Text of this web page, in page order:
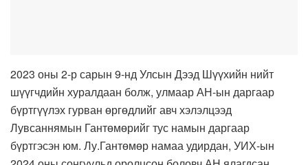
2023 оны 2-р сарын 9-нд Улсын Дээд Шүүхийн нийт
шүүгчдийн хуралдаан болж, улмаар АН-ын даргаар
бүртгүүлэх гурван өргөдлийг авч хэлэлцээд
Лувсаннямын Гантөмөрийг тус намын даргаар
бүртгэсэн юм. Лу.Гантөмөр намаа удирдан, УИХ-ын